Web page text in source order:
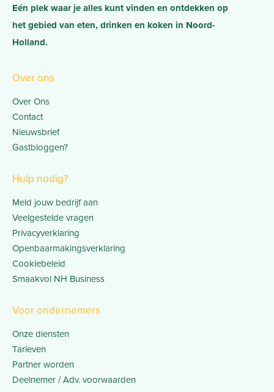
Eén plek waar je alles kunt vinden en ontdekken op
het gebied van eten, drinken en koken in Noord-
Holland.
Over ons
Over Ons
Contact
Nieuwsbrief
Gastbloggen?
Hulp nodig?
Meld jouw bedrijf aan
Veelgestelde vragen
Privacyverklaring
Openbaarmakingsverklaring
Cookiebeleid
Smaakvol NH Business
Voor ondernemers
Onze diensten
Tarieven
Partner worden
Deelnemer / Adv. voorwaarden